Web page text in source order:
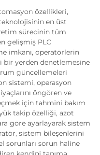
özellikleri,
en üst
sürecinin tüm
gelişmiş PLC
imkanı, operatörlerin
bir yerden denetlemesine
güncellemeleri
sistemi, operasyon
öngören ve
için tahmini bakım
takip özelliği, azot
göre ayarlayarak sistem
sistem bileşenlerini
sorunları sorun haline